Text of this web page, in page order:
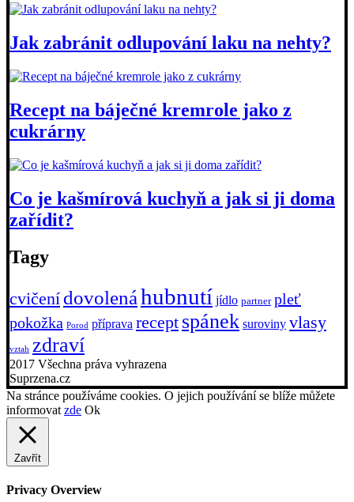
Jak zabránit odlupování laku na nehty?
Recept na báječné kremrole jako z
cukrárny
Co je kašmírová kuchyň a jak si ji doma
zařídit?
Tagy
cvičení dovolenáhubnutí jídlo partner pleť
pokožka Porod příprava recept spánek suroviny vlasy
vztah zdraví
2017 Všechna práva vyhrazena
Suprzena.cz
Na stránce používáme cookies. O jejich používání se blíže můžete
informovat zde Ok
Zavřít
Privacy Overview